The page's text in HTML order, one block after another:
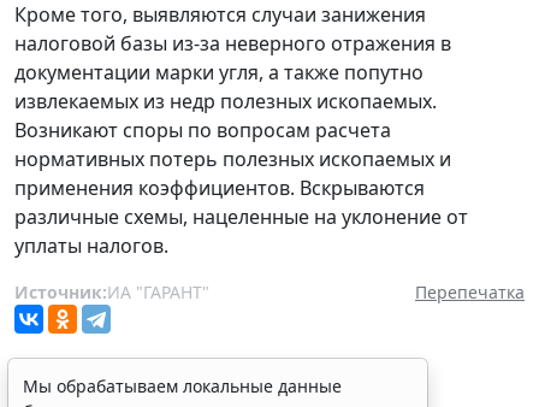
Кроме того, выявляются случаи занижения
налоговой базы из-за неверного отражения в
документации марки угля, а также попутно
извлекаемых из недр полезных ископаемых.
Возникают споры по вопросам расчета
нормативных потерь полезных ископаемых и
применения коэффициентов. Вскрываются
различные схемы, нацеленные на уклонение от
уплаты налогов.
Источник:ИА "ГАРАНТ" Перепечатка
Мы обрабатываем локальные данные